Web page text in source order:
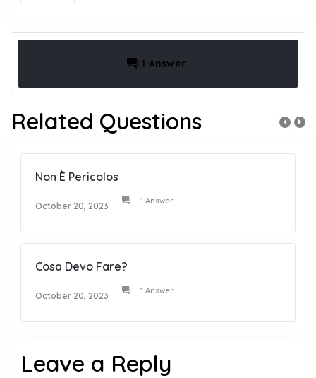
1 Answer
Related Questions
Non È Pericolos
October 20, 2023 1 Answer
Cosa Devo Fare?
October 20, 2023 1 Answer
Leave a Reply